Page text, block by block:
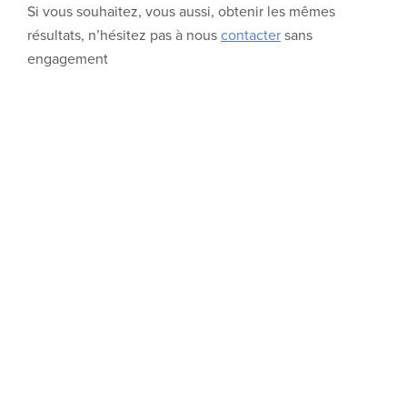
Si vous souhaitez, vous aussi, obtenir les mêmes
résultats, n’hésitez pas à nouscontactersans
engagement